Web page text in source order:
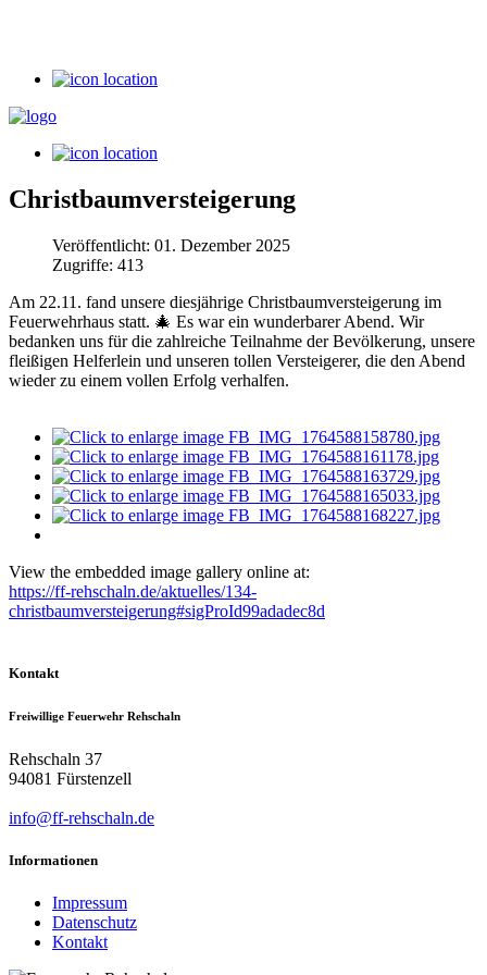
Christbaumversteigerung
Veröffentlicht: 01. Dezember 2025
Zugriffe: 413
Am 22.11. fand unsere diesjährige Christbaumversteigerung im
Feuerwehrhaus statt. 🎄 Es war ein wunderbarer Abend. Wir
bedanken uns für die zahlreiche Teilnahme der Bevölkerung, unsere
fleißigen Helferlein und unseren tollen Versteigerer, die den Abend
wieder zu einem vollen Erfolg verhalfen.
View the embedded image gallery online at:
https://ff-rehschaln.de/aktuelles/134-
christbaumversteigerung#sigProId99adadec8d
Kontakt
Freiwillige Feuerwehr Rehschaln
Rehschaln 37
94081 Fürstenzell
info@ff-rehschaln.de
Informationen
Impressum
Datenschutz
Kontakt